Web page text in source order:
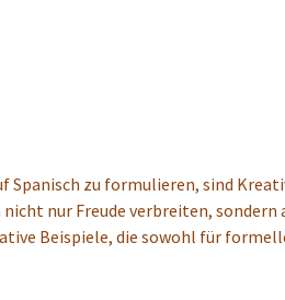
Spanisch zu formulieren, sind
nur Freude verbreiten, sondern
Beispiele, die sowohl für